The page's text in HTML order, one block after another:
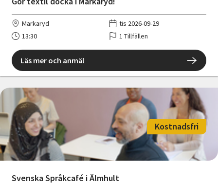
Markaryd
tis 2026-09-29
13:30
1 Tillfällen
Läs mer och anmäl
Svenska Språkcafé i Älmhult
Kostnadsfri